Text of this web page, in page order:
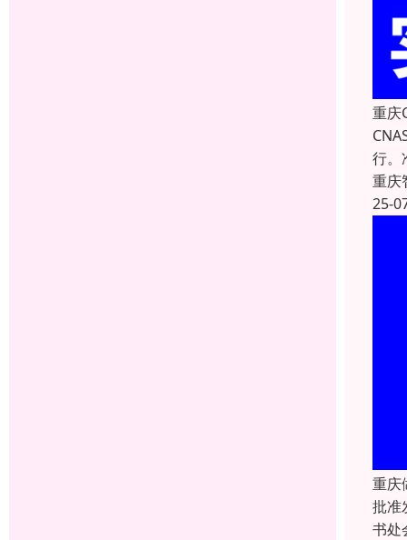
重庆
行。
重庆
25-
重庆
批准
书处